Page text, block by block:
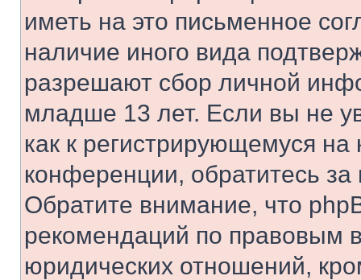
иметь на это письменное
наличие иного вида
разрешают сбор личной
младше 13 лет. Если вы не
как к регистрирующемуся
конференции, обратитесь
Обратите внимание, что
рекомендаций по правовым
юридических отношений,